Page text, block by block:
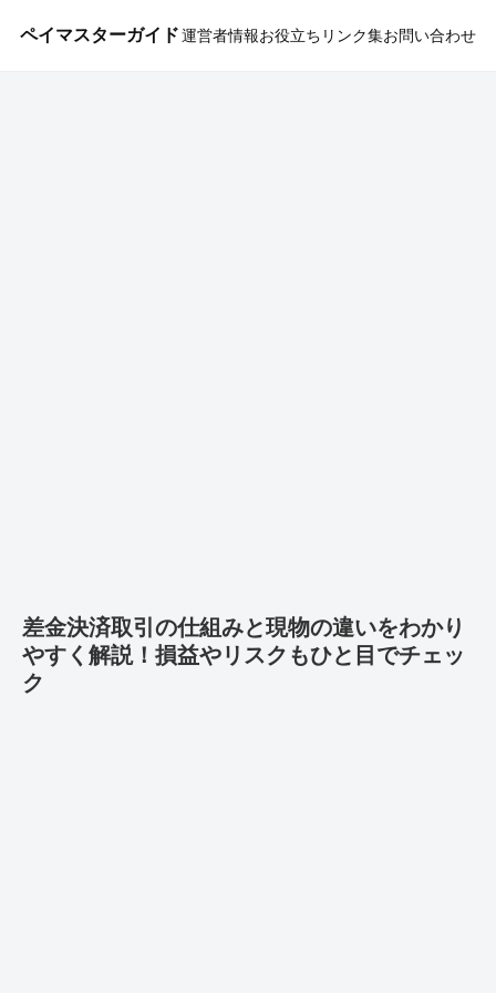
ペイマスターガイド運営者情報お役立ちリンク集お問い合わせ
差金決済取引の仕組みと現物の違いをわかり
やすく解説！損益やリスクもひと目でチェッ
ク